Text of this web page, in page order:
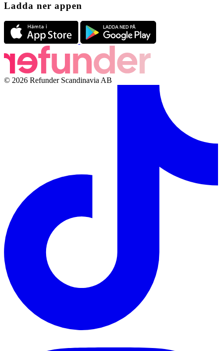
Ladda ner appen
© 2026 Refunder Scandinavia AB